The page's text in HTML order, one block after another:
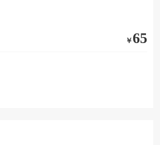
￥65